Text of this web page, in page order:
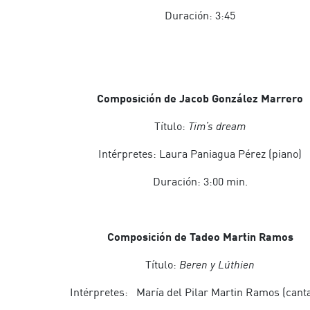
Duración: 3:45
Composición de Jacob González Marrero
Título: Tim’s dream
Intérpretes: Laura Paniagua Pérez (piano)
Duración: 3:00 min.
Composición de Tadeo Martin Ramos
Título: Beren y Lúthien
Intérpretes: María del Pilar Martin Ramos